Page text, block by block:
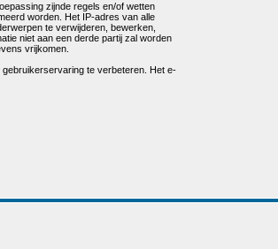
zijnde regels en/of wetten
worden. Het IP-adres van alle
te verwijderen, bewerken,
niet aan een derde partij zal worden
vrijkomen.
te verbeteren. Het e-